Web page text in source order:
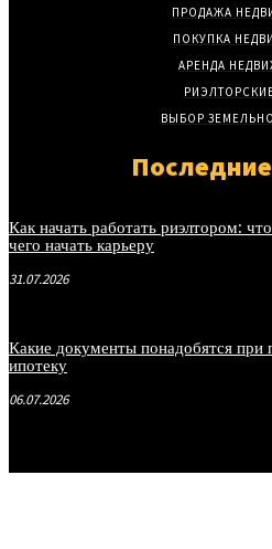
ПРОДАЖА
ПОКУПКА
АРЕНДА
ВЫБОР
Как начать работать риэлтором:
чего начать карьеру
31.07.2026
Какие документы понадобятся при
ипотеку
06.07.2026